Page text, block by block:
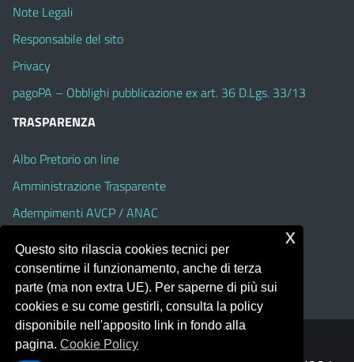
Note Legali
Responsabile del sito
Privacy
pagoPA – Obblighi pubblicazione ex art. 36 D.Lgs. 33/13
TRASPARENZA
Albo Pretorio on line
Amministrazione Trasparente
Adempimenti AVCP / ANAC
Dichiarazione di accessibilità
Portale realizzato con la piattaforma
Questo sito rilascia cookies tecnici per
consentirne il funzionamento, anche di terza
parte (ma non extra UE). Per saperne di più sui
cookies e su come gestirli, consulta la policy
disponibile nell'apposito link in fondo alla
pagina.Cookie Policy
x